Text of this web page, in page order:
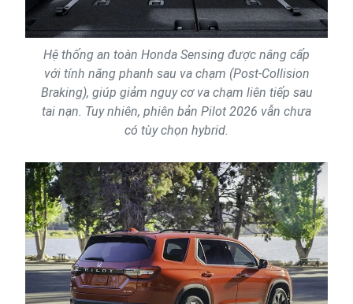
Hệ thống an toàn Honda Sensing được nâng cấp
với tính năng phanh sau va chạm (Post-Collision
Braking), giúp giảm nguy cơ va chạm liên tiếp sau
tai nạn. Tuy nhiên, phiên bản Pilot 2026 vẫn chưa
có tùy chọn hybrid.